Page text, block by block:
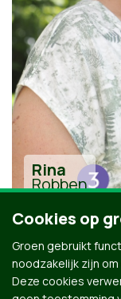
Rina
Robben
Cookies op
Groen gebruikt
noodzakelijk zijn
Deze cookies